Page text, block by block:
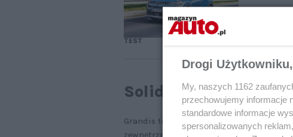
TEST
Solidne rozmiary
Grandis to spory, atrakcyjnie
zewnętrznych:
długość 442 cm
,
Drogi Użytkowniku,
My, naszych 1162
przechowujemy informacje
standardowe informacje
spersonalizowanych